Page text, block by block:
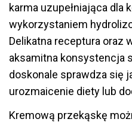
karma uzupełniająca dla
wykorzystaniem
Delikatna receptura oraz
aksamitna konsystencja
doskonale sprawdza się
urozmaicenie diety lub
Kremową przekąskę